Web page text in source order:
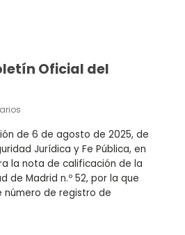
Oficial del
de 6 de agosto de 2025, de
Jurídica y Fe Pública, en
la nota de calificación de la
de Madrid n.º 52, por la que
número de registro de